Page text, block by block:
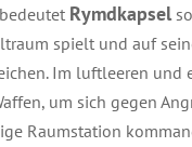
Rymdkapsel
spielt und auf
Im luftleeren und
um sich gegen
Raumstation